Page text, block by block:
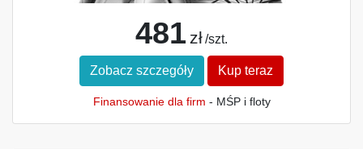
481 zł /szt.
Zobacz szczegóły Kup teraz
Finansowanie dla firm - MŚP i floty